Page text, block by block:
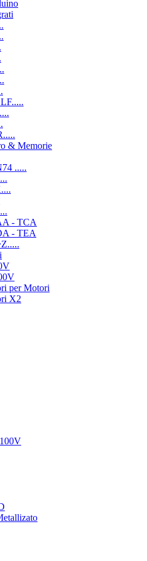
& Memorie
.....
- TCA
- TEA
per Motori
X2